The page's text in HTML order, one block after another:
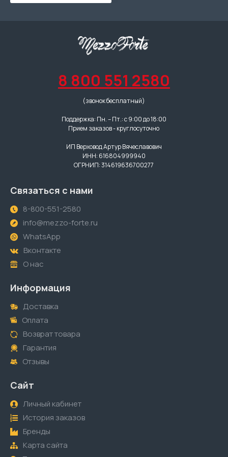
8 800 551 2580
(звонок бесплатный)
Поддержка: Пн. – Пт.: с 9:00 до 18:00
Прием заказов - круглосуточно
ИП Верховод Артур Вячеславович
ИНН: 616804999940
ОГРНИП: 314619636700277
Связаться с нами
8-800-551-2580
info@mezzo-forte.ru
WhatsApp
Вконтакте
О нас
Информация
Доставка
Оплата
Возврат товара
Гарантия
Отзывы
Сайт
Личный кабинет
История заказов
Бренды
Карта сайта